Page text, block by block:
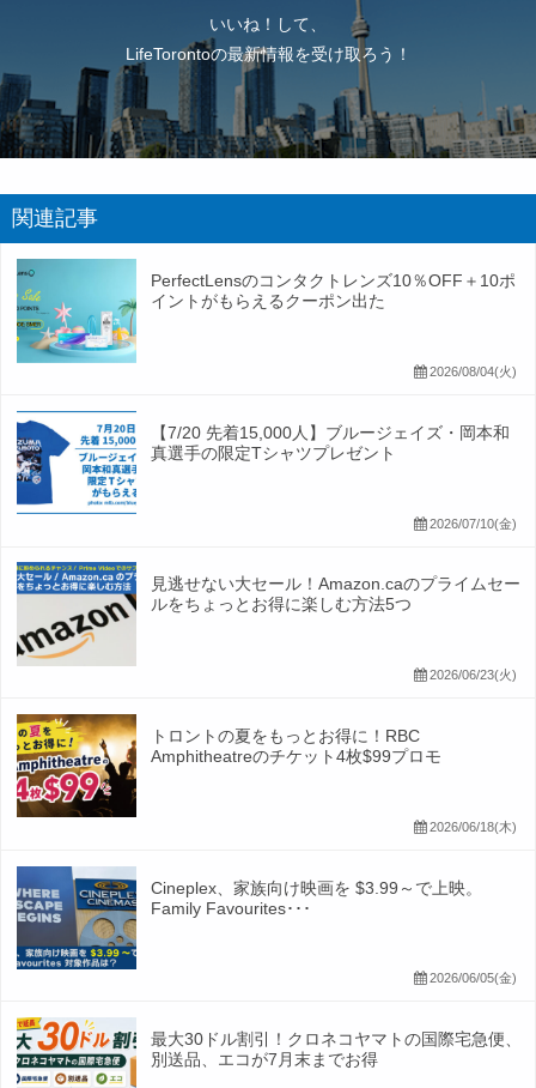
いいね！して、
LifeTorontoの最新情報を受け取ろう！
関連記事
PerfectLensのコンタクトレンズ10％OFF＋10ポ
イントがもらえるクーポン出た
2026/08/04(火)
【7/20 先着15,000人】ブルージェイズ・岡本和
真選手の限定Tシャツプレゼント
2026/07/10(金)
見逃せない大セール！Amazon.caのプライムセー
ルをちょっとお得に楽しむ方法5つ
2026/06/23(火)
トロントの夏をもっとお得に！RBC
Amphitheatreのチケット4枚$99プロモ
2026/06/18(木)
Cineplex、家族向け映画を $3.99～で上映。
Family Favourites･･･
2026/06/05(金)
最大30ドル割引！クロネコヤマトの国際宅急便、
別送品、エコが7月末までお得